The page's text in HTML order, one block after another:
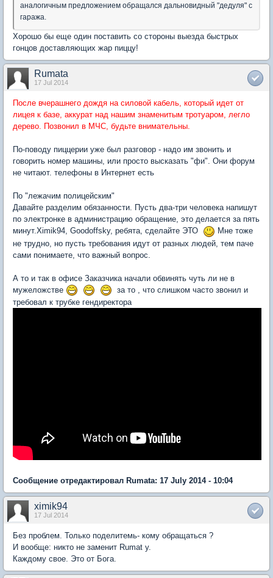
аналогичным предложением обращался дальновидный "дедуля" с
гаража.
Хорошо бы еще один поставить со стороны выезда быстрых
гонцов доставляющих жар пиццу!
Rumata
17 Jul 2014
После вчерашнего дождя на силовой кабель, который идет от
лицея к базе, аккурат над нашим знаменитым тротуаром, легло
дерево. Позвонил в МЧС, будьте внимательны.
По-поводу пиццерии уже был разговор - надо им звонить и
говорить номер машины, или просто высказать "фи". Они форум
не читают. телефоны в Интернет есть
По "лежачим полицейским"
Давайте разделим обязанности. Пусть два-три человека напишут
по электронке в администрацию обращение, это делается за пять
минут.Ximik94, Goodoffsky, ребята, сделайте ЭТО
Мне тоже
не трудно, но пусть требования идут от разных людей, тем паче
сами понимаете, что важный вопрос.
А то и так в офисе Заказчика начали обвинять чуть ли не в
мужеложстве
за то , что слишком часто звонил и
требовал к трубке гендиректора
Сообщение отредактировал Rumata: 17 July 2014 - 10:04
ximik94
17 Jul 2014
Без проблем. Только поделитемь- кому обращаться ?
И вообще: никто не заменит Rumat у.
Каждому свое. Это от Бога.